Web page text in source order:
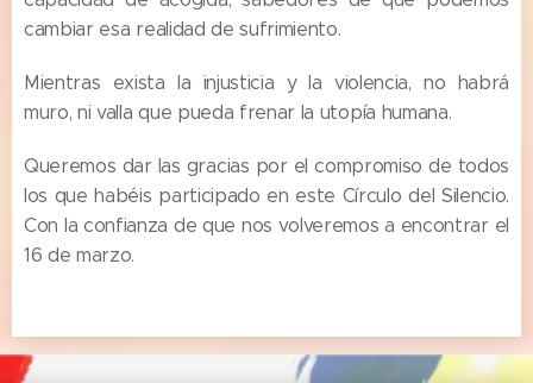
cambiar esa realidad de sufrimiento.
Mientras exista la injusticia y la violencia, no habrá
muro, ni valla que pueda frenar la utopía humana.
Queremos dar las gracias por el compromiso de todos
los que habéis participado en este Círculo del Silencio.
Con la confianza de que nos volveremos a encontrar el
16 de marzo.